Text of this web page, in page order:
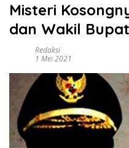
Misteri
dan Wakil
Redaksi
1 Mei 2021